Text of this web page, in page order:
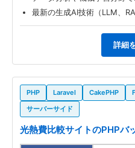
最新の生成AI技術（LLM、
詳細
PHP Laravel CakePHP
サーバーサイド
光熱費比較サイトのPHPバ